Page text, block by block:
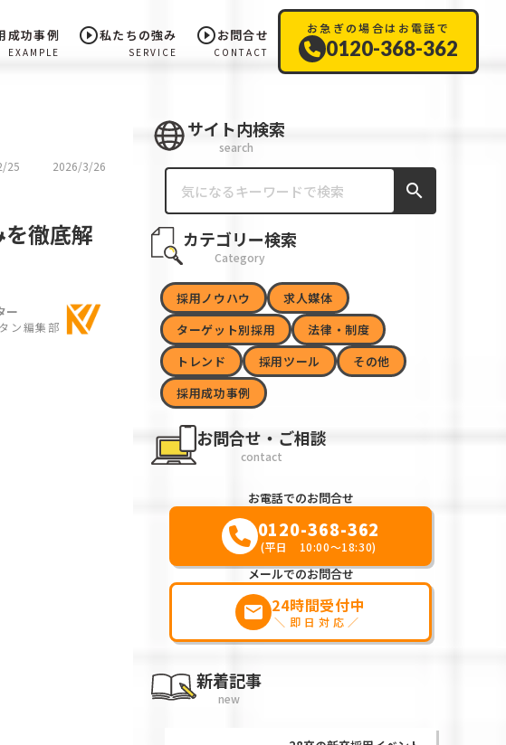
成功事例
EXAMPLE
play_circle_outline私たちの強み
SERVICE
play_circle_outlineお問合せ
CONTACT
お急ぎの場合はお電話で
0120-368-362
25
2026/3/26
徹底解
ー
ン編集部
サイト内検索
search
search
カテゴリー検索
Category
採用ノウハウ
求人媒体
ターゲット別採用
法律・制度
トレンド
採用ツール
その他
採用成功事例
お問合せ・ご相談
contact
お電話でのお問合せ
0120-368-362
(平日 10:00～18:30)
メールでのお問合せ
markunread 24時間受付中
＼即日対応／
新着記事
new